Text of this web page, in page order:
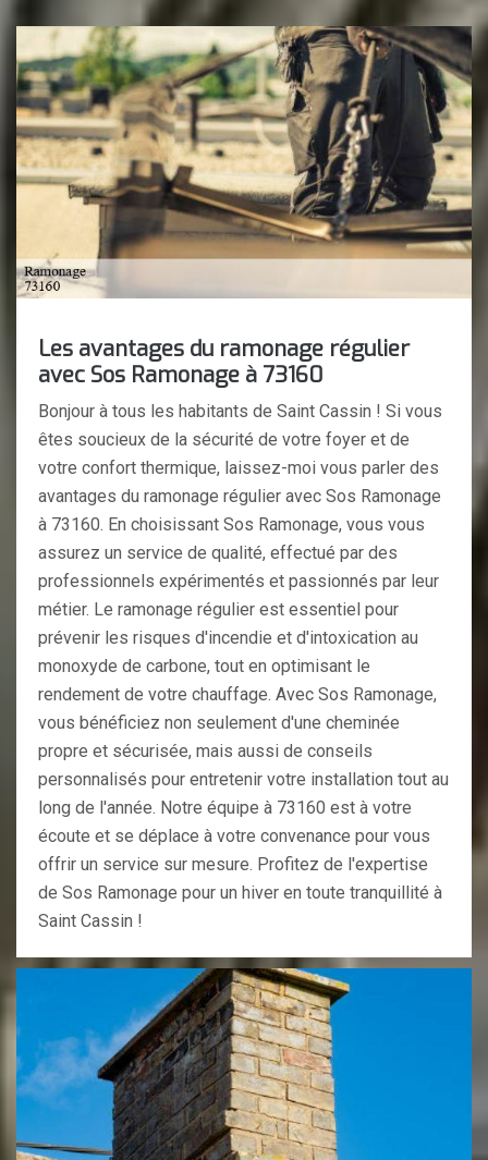
Les avantages du ramonage régulier
avec Sos Ramonage à 73160
Bonjour à tous les habitants de Saint Cassin ! Si vous
êtes soucieux de la sécurité de votre foyer et de
votre confort thermique, laissez-moi vous parler des
avantages du ramonage régulier avec Sos Ramonage
à 73160. En choisissant Sos Ramonage, vous vous
assurez un service de qualité, effectué par des
professionnels expérimentés et passionnés par leur
métier. Le ramonage régulier est essentiel pour
prévenir les risques d'incendie et d'intoxication au
monoxyde de carbone, tout en optimisant le
rendement de votre chauffage. Avec Sos Ramonage,
vous bénéficiez non seulement d'une cheminée
propre et sécurisée, mais aussi de conseils
personnalisés pour entretenir votre installation tout au
long de l'année. Notre équipe à 73160 est à votre
écoute et se déplace à votre convenance pour vous
offrir un service sur mesure. Profitez de l'expertise
de Sos Ramonage pour un hiver en toute tranquillité à
Saint Cassin !